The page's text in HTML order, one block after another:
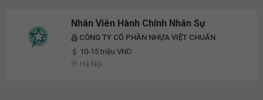
Nhân Viên Hành Chính Nhân Sự
CÔNG TY CỔ PHẦN NHỰA VIỆT CHUẨN
10-15 triệu VND
Hà Nội